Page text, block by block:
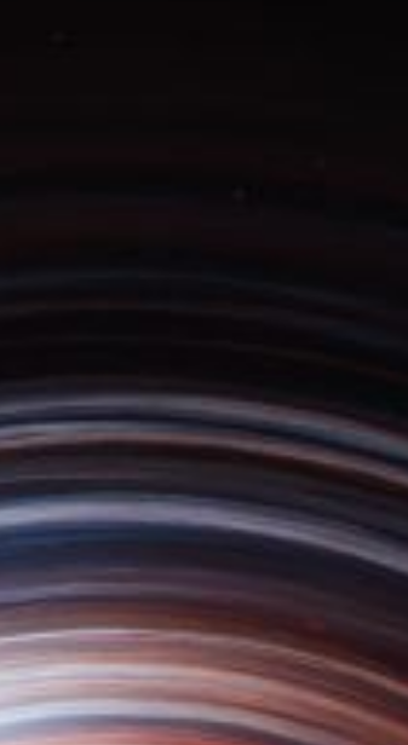
Программа Инструменты